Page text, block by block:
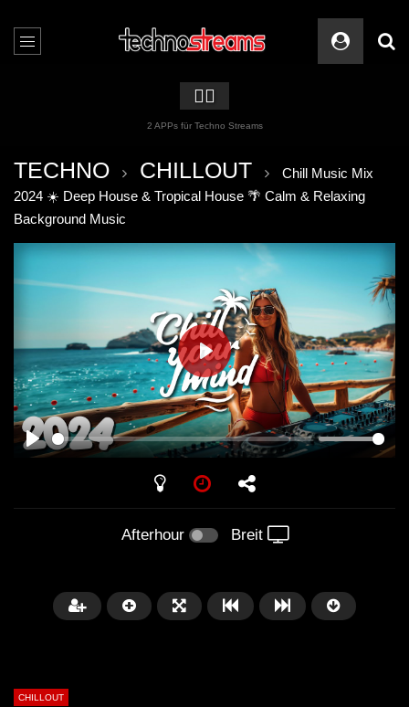
🏳️‍🌈
2 APPs für Techno Streams
TECHNO CHILLOUT
Chill Music Mix
2024 ☀️ Deep House & Tropical House 🌴 Calm & Relaxing
Background Music
PLAY
PLAY
Afterhour Breit
CHILLOUT